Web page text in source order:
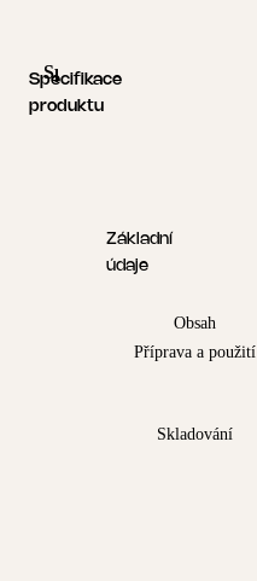
Specifikace produktu
Specifikace
produktu
Základní
údaje
Obsah
Příprava a použití
Skladování